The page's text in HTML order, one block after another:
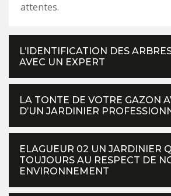
attentes.
L’IDENTIFICATION DES
AVEC UN EXPERT
LA TONTE DE VOTRE GAZON
D’UN JARDINIER
ELAGUEUR 02 UN JARDINIER
TOUJOURS AU RESPECT DE
ENVIRONNEMENT